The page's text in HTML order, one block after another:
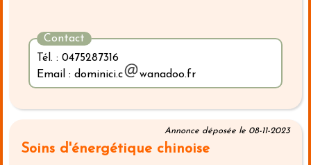
Contact
Tél. : 0475287316
Email : dominici.c
wanadoo.fr
Annonce déposée le 08-11-2023
Soins d'énergétique chinoise